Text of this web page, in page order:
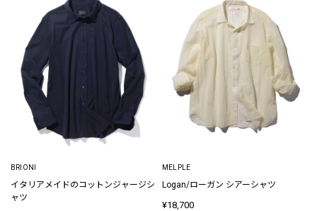
BRIONI
イタリアメイドのコットンジャージシ
ャツ
MELPLE
Logan/ローガン シアーシャツ
¥18,700